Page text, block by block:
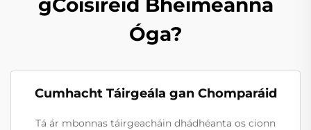
gCóisíréid Bhéimeanna
Óga?
Cumhacht Táirgeála gan Chomparáid
Tá ár mbonnas táirgeacháin dhádhéanta os cionn